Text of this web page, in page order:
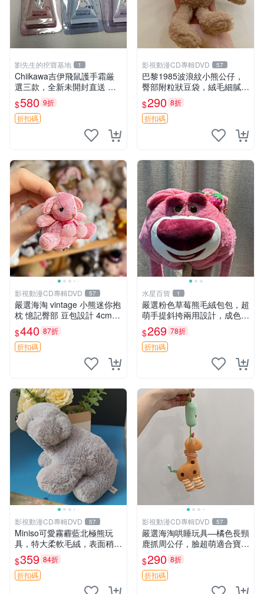
劉先生的挖寶基地 1
Chiikawa吉伊飛鼠護手霜厳
選三款，全新未開封直送 飛
鼠 護手霜 吉伊三款 新貨
$580 9折
折扣碼
影視動漫CD專輯DVD 57
巴黎1985波浪紋小熊公仔，
臀部附粒狀豆袋，絨毛細膩臉
部可愛，中古嚴選推薦 小熊
公仔 豆袋
$290 8折
折扣碼
影視動漫CD專輯DVD 57
嚴選海淘 vintage 小熊迷你抱
枕 憶記臀部 豆包設計 4cm
高 推薦收藏 迷你豆包小熊、
高臀部、豆袋抱枕
$440 87折
折扣碼
水星百貨 1
嚴選粉色草莓熊毛絨包包，超
萌手提斜挎兩用設計，成色上
佳容量大 粉紅草莓 毛絨包 超
大容量
$269 78折
折扣碼
影視動漫CD專輯DVD 57
Miniso可愛霧霾藍北極熊玩
具，特大柔軟毛絨，表面稍有
使用痕跡，適合居家擺放 23
CM 毛絨玩具 北極熊 魯班熊
$359 84折
折扣碼
影視動漫CD專輯DVD 57
嚴選海淘哄睡玩具—橘色長頸
鹿抓周公仔，臉超萌適合寶寶
陪伴，中古略有使用痕跡 橘
色 長頸鹿 抓周
$290 8折
折扣碼